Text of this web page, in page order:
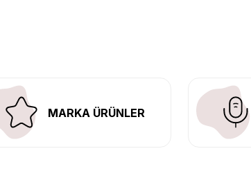
yapıyor, Türkiye’nin her yerine güvenli kargo
MARKA ÜRÜNLER